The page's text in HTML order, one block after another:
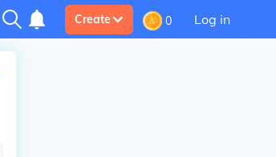
Create 0 Log in